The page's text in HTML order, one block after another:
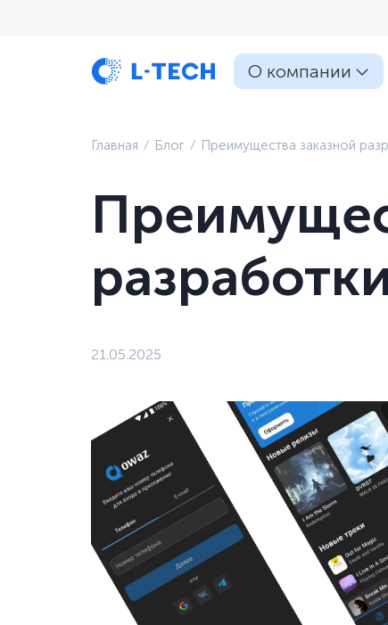
О компании
Главная ⁄ Блог ⁄ Преимущества заказной
21.05.2025